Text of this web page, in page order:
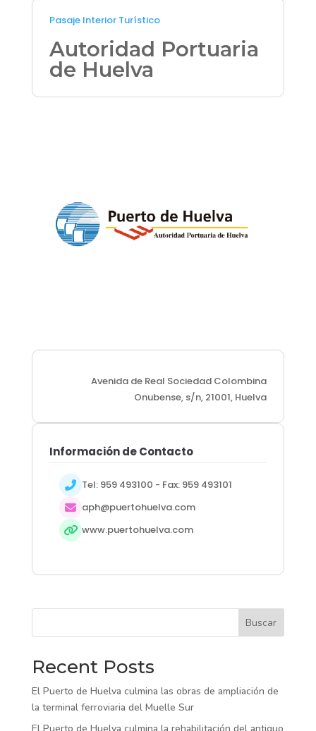
Pasaje Interior Turístico
Autoridad Portuaria
de Huelva
Avenida de Real Sociedad Colombina
Onubense, s/n, 21001, Huelva
Información de Contacto
Tel: 959 493100 - Fax: 959 493101
aph@puertohuelva.com
www.puertohuelva.com
Buscar
Recent Posts
El Puerto de Huelva culmina las obras de ampliación de
la terminal ferroviaria del Muelle Sur